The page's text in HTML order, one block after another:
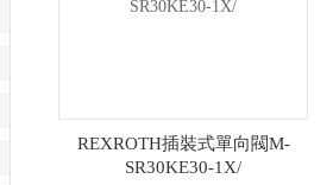
REXROTH插裝式單向閥M-
SR30KE30-1X/